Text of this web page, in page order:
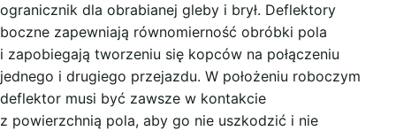
ogranicznik dla obrabianej gleby i brył. Deflektory
boczne zapewniają równomierność obróbki pola
i zapobiegają tworzeniu się kopców na połączeniu
jednego i drugiego przejazdu. W położeniu roboczym
deflektor musi być zawsze w kontakcie
z powierzchnią pola, aby go nie uszkodzić i nie